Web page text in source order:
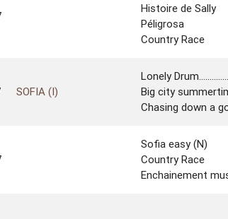
Histoire de Sally
Péligrosa
Country Race
SOFIA (I)
Lonely
Big city
Chasing down a
Sofia easy (N)
Country Race
Enchainement